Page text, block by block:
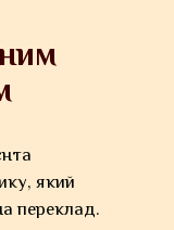
який
переклад.